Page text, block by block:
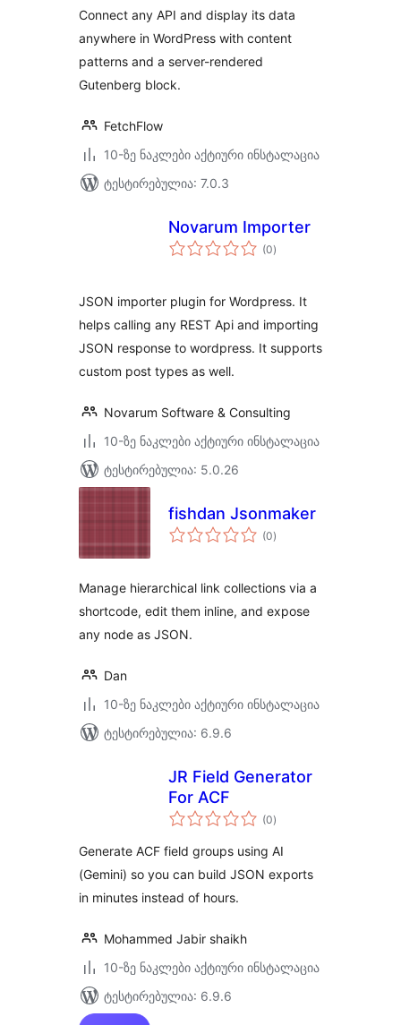
Connect any API and display its data
anywhere in WordPress with content
patterns and a server-rendered
Gutenberg block.
FetchFlow
10-ზე ნაკლები აქტიური ინსტალაცია
ტესტირებულია: 7.0.3
Novarum Importer
(0საერთო
რეიტინგი
)
JSON importer plugin for Wordpress. It
helps calling any REST Api and importing
JSON response to wordpress. It supports
custom post types as well.
Novarum Software & Consulting
10-ზე ნაკლები აქტიური ინსტალაცია
ტესტირებულია: 5.0.26
fishdan Jsonmaker
(0საერთო
რეიტინგი
)
Manage hierarchical link collections via a
shortcode, edit them inline, and expose
any node as JSON.
Dan
10-ზე ნაკლები აქტიური ინსტალაცია
ტესტირებულია: 6.9.6
JR Field Generator
For ACF
(0საერთო
რეიტინგი
)
Generate ACF field groups using AI
(Gemini) so you can build JSON exports
in minutes instead of hours.
Mohammed Jabir shaikh
10-ზე ნაკლები აქტიური ინსტალაცია
ტესტირებულია: 6.9.6